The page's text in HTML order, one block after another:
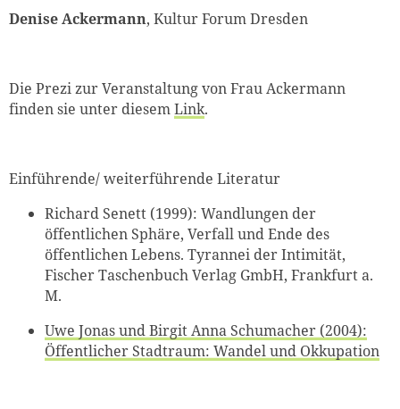
Denise Ackermann, Kultur Forum Dresden
Die Prezi zur Veranstaltung von Frau Ackermann
finden sie unter diesemLink.
Einführende/ weiterführende Literatur
Richard Senett (1999): Wandlungen der
öffentlichen Sphäre, Verfall und Ende des
öffentlichen Lebens. Tyrannei der Intimität,
Fischer Taschenbuch Verlag GmbH, Frankfurt a.
M.
Uwe Jonas und Birgit Anna Schumacher (2004):
Öffentlicher Stadtraum: Wandel und Okkupation
weiter lesen Zum Warenkorb